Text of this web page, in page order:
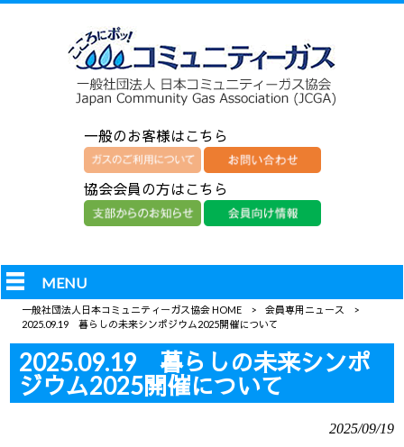
一般のお客様はこちら
協会会員の方はこちら
MENU
一般社団法人日本コミュニティーガス協会 HOME > 会員専用ニュース
>
2025.09.19 暮らしの未来シンポジウム2025開催について
2025.09.19 暮らしの未来シンポ
ジウム2025開催について
2025/09/19